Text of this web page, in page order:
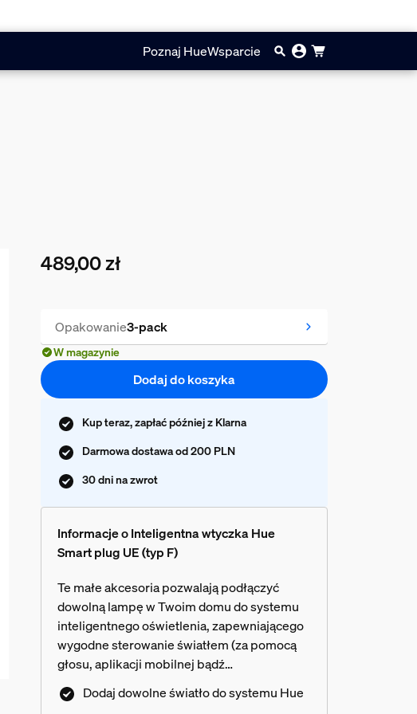
Poznaj HueWsparcie
489,00 zł
Opakowanie3-pack
W magazynie
Dodaj do koszyka
Kup teraz, zapłać później z Klarna
Darmowa dostawa od 200 PLN
30 dni na zwrot
Informacje o Inteligentna wtyczka Hue
Smart plug UE (typ F)
Te małe akcesoria pozwalają podłączyć
dowolną lampę w Twoim domu do systemu
inteligentnego oświetlenia, zapewniającego
wygodne sterowanie światłem (za pomocą
głosu, aplikacji mobilnej bądź
dedykowanych przenośnych
przełączników). Zacznij kontrolować światło
Dodaj dowolne światło do systemu Hue